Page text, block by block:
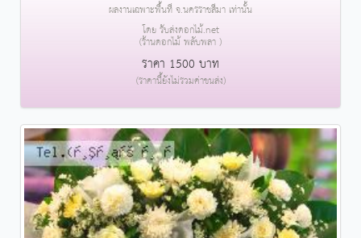
ผลงานเฉพาะพื้นที่ จ.นครราชสีมา เท่านั้น
โดย รับส่งดอกไม้.net
(ร้านดอกไม้ พลับพลา )
ราคา 1500 บาท
(ราคานี้ยังไม่รวมค่าขนส่ง)